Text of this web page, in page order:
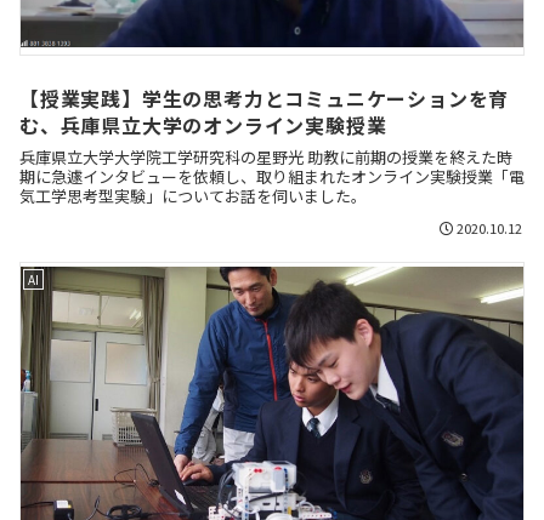
【授業実践】学生の思考力とコミュニケーションを育
む、兵庫県立大学のオンライン実験授業
兵庫県立大学大学院工学研究科の星野光 助教に前期の授業を終えた時
期に急遽インタビューを依頼し、取り組まれたオンライン実験授業「電
気工学思考型実験」についてお話を伺いました。
2020.10.12
AI